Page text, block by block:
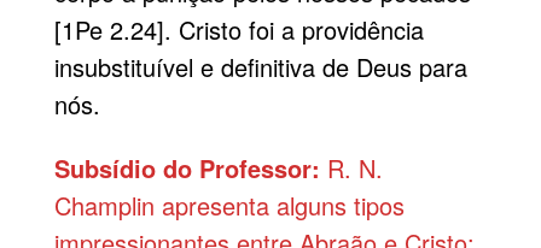
[1Pe 2.24]. Cristo foi a providência
insubstituível e definitiva de Deus para
nós.
Subsídio do Professor: R. N.
Champlin apresenta alguns tipos